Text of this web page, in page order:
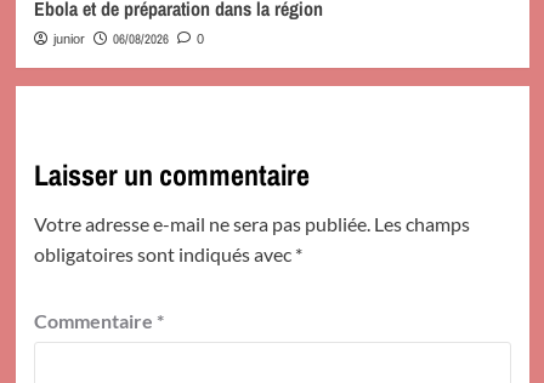
Ebola et de préparation dans la région
junior 06/08/2026 0
Laisser un commentaire
Votre adresse e-mail ne sera pas publiée. Les champs
obligatoires sont indiqués avec *
Commentaire *